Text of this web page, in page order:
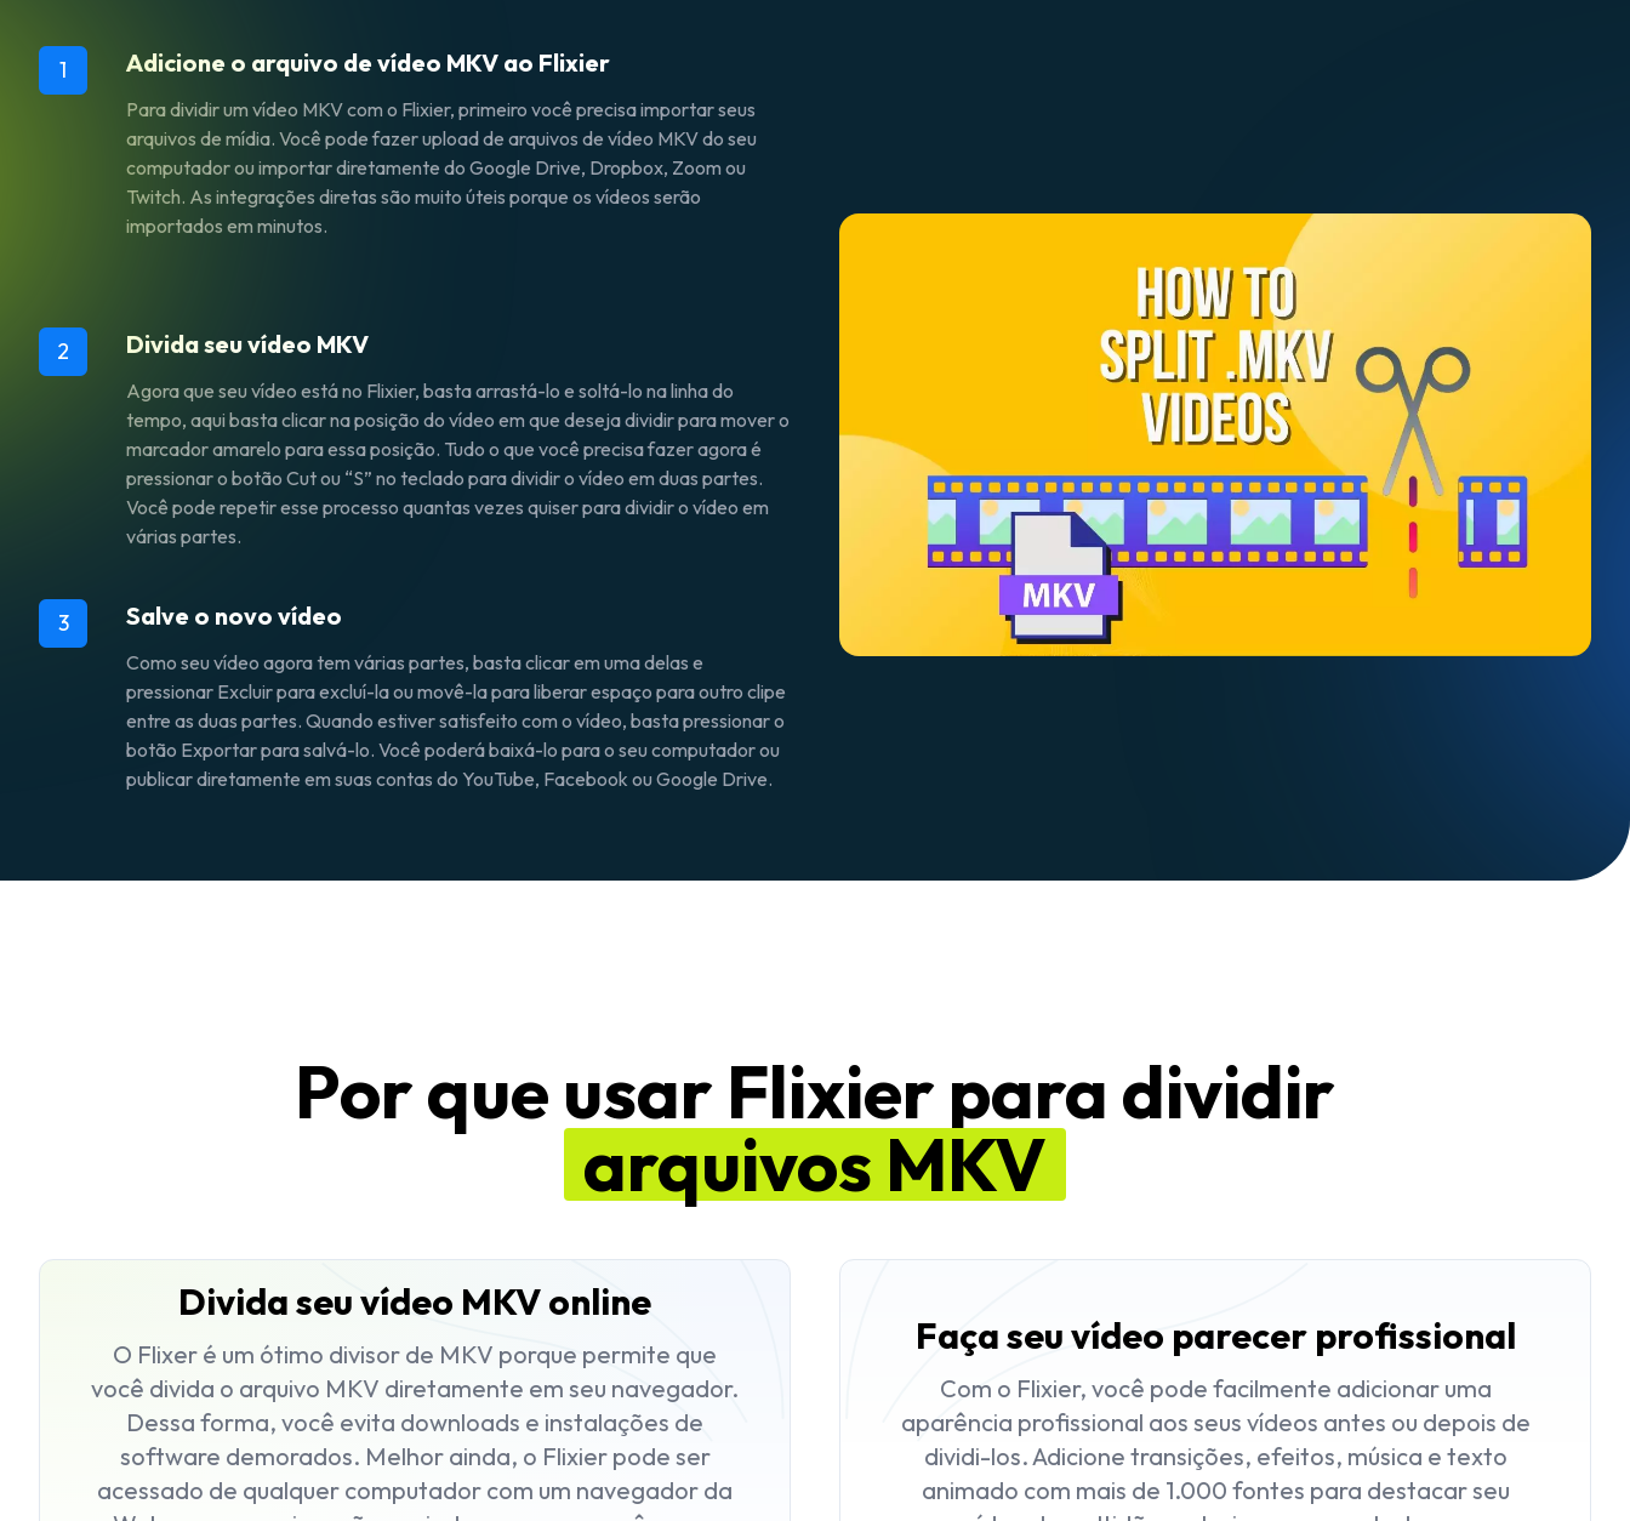
1 Adicione o arquivo de vídeo MKV ao Flixier
Para dividir um vídeo MKV com o Flixier, primeiro você precisa importar seus
arquivos de mídia. Você pode fazer upload de arquivos de vídeo MKV do seu
computador ou importar diretamente do Google Drive, Dropbox, Zoom ou
Twitch. As integrações diretas são muito úteis porque os vídeos serão
importados em minutos.
2 Divida seu vídeo MKV
Agora que seu vídeo está no Flixier, basta arrastá-lo e soltá-lo na linha do
tempo, aqui basta clicar na posição do vídeo em que deseja dividir para mover o
marcador amarelo para essa posição. Tudo o que você precisa fazer agora é
pressionar o botão Cut ou “S” no teclado para dividir o vídeo em duas partes.
Você pode repetir esse processo quantas vezes quiser para dividir o vídeo em
várias partes.
3 Salve o novo vídeo
Como seu vídeo agora tem várias partes, basta clicar em uma delas e
pressionar Excluir para excluí-la ou movê-la para liberar espaço para outro clipe
entre as duas partes. Quando estiver satisfeito com o vídeo, basta pressionar o
botão Exportar para salvá-lo. Você poderá baixá-lo para o seu computador ou
publicar diretamente em suas contas do YouTube, Facebook ou Google Drive.
Por que usar Flixier para dividir
arquivos MKV
Divida seu vídeo MKV online
O Flixer é um ótimo divisor de MKV porque permite que
você divida o arquivo MKV diretamente em seu navegador.
Dessa forma, você evita downloads e instalações de
software demorados. Melhor ainda, o Flixier pode ser
acessado de qualquer computador com um navegador da
Faça seu vídeo parecer profissional
Com o Flixier, você pode facilmente adicionar uma
aparência profissional aos seus vídeos antes ou depois de
dividi-los. Adicione transições, efeitos, música e texto
animado com mais de 1.000 fontes para destacar seu